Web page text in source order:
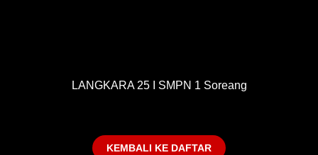
LANGKARA 25 I SMPN 1 Soreang
KEMBALI KE DAFTAR